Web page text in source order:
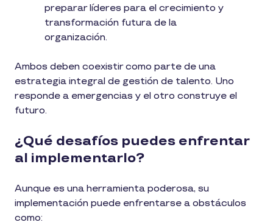
preparar líderes para el crecimiento y
transformación futura de la
organización.
Ambos deben coexistir como parte de una
estrategia integral de gestión de talento. Uno
responde a emergencias y el otro construye el
futuro.
¿Qué desafíos puedes enfrentar
al implementarlo?
Aunque es una herramienta poderosa, su
implementación puede enfrentarse a obstáculos
como: